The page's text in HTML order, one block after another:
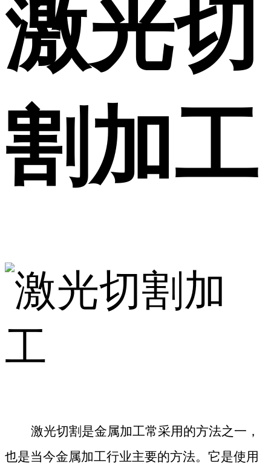
激光切
割加工
激光切割是金属加工常采用的方法之一，
也是当今金属加工行业主要的方法。它是使用